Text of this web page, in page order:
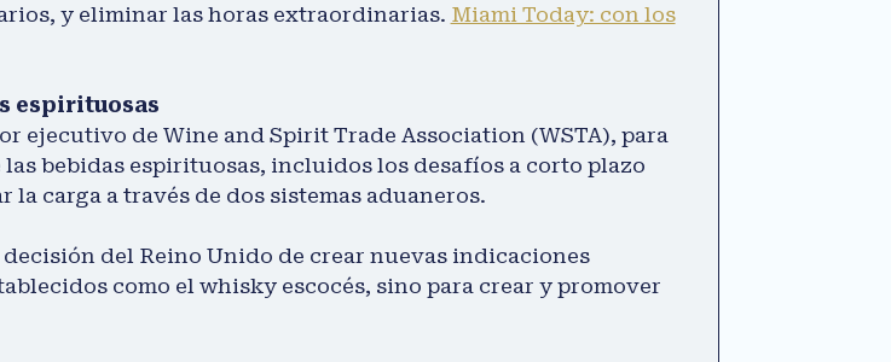
y eliminar las horas extraordinarias. Miami Today: con los
espirituosas
ejecutivo de Wine and Spirit Trade Association (WSTA), para
bebidas espirituosas, incluidos los desafíos a corto plazo
la carga a través de dos sistemas aduaneros.
del Reino Unido de crear nuevas indicaciones
como el whisky escocés, sino para crear y promover